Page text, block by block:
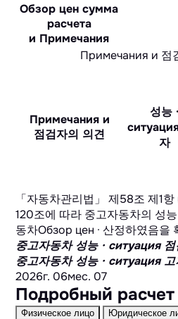
Обзор цен сумма
расчета
и Примечания
Примечания и 점
Примечания и
점검자의 의견
성능 ·
자
「자동차관리법」 제58조 제1
120조에 따라 중고자동차의 성
동차Обзор цен · 산정하였음을
중고자동차 성능 · ситуация
중고자동차 성능 · ситуация
2026г. 06мес. 07
Подробный расчет
Физическое лицо Юридическое